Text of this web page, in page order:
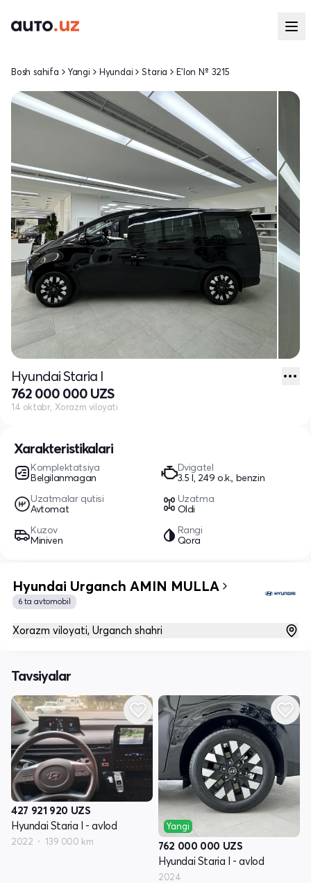
Xarakteristikalari
Komplektatsiya
Belgilanmagan
Dvigatel
3.5 l, 249 o.k., benzin
Uzatmalar qutisi
Avtomat
Uzatma
Oldi
Kuzov
Miniven
Rangi
Qora
Bosh sahifa Yangi Hyundai Staria E'lon № 3215
Hyundai Staria I
762 000 000 UZS
14 oktabr, Xorazm viloyati
Hyundai Urganch AMIN MULLA
6 ta avtomobil
Xorazm viloyati, Urganch shahri
Tavsiyalar
427 921 920 UZS
Hyundai Staria I - avlod
2022 139 000 km
Yangi
762 000 000 UZS
Hyundai Staria I - avlod
2024